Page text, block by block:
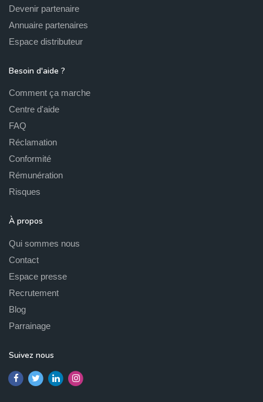
Devenir partenaire
Annuaire partenaires
Espace distributeur
Besoin d'aide ?
Comment ça marche
Centre d'aide
FAQ
Réclamation
Conformité
Rémunération
Risques
À propos
Qui sommes nous
Contact
Espace presse
Recrutement
Blog
Parrainage
Suivez nous